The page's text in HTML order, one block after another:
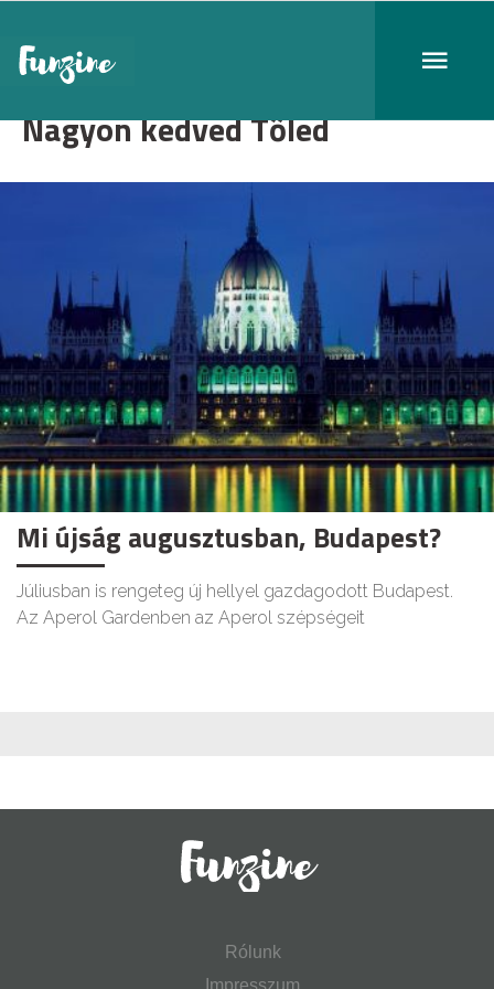
Nagyon kedved Tőled
Mi újság augusztusban, Budapest?
Júliusban is rengeteg új hellyel gazdagodott Budapest.
Az Aperol Gardenben az Aperol szépségeit
Rólunk
Impresszum